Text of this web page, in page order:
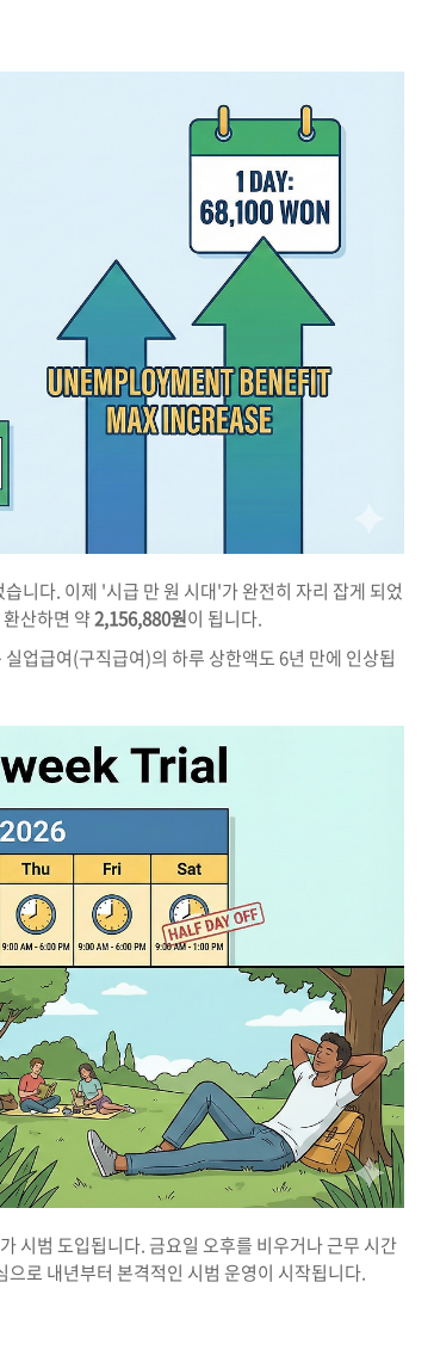
니다. 이제 '시급 만 원 시대'가 완전히 자리 잡게 되었
산하면 약2,156,880원이 됩니다.
업급여(구직급여)의 하루 상한액도 6년 만에 인상됩
시범 도입됩니다. 금요일 오후를 비우거나 근무 시간
로 내년부터 본격적인 시범 운영이 시작됩니다.